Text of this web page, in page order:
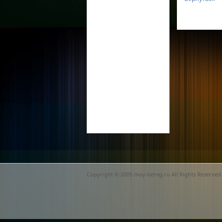
Copyright © 2005 moy-bereg.ru All Rights